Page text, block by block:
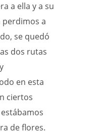
a ella y a su
perdimos a
se quedó
dos rutas
en esta
ciertos
de flores.